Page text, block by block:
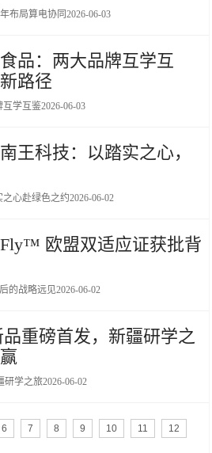
布局算电协同2026-06-03
品：两大品牌互学互
路径
互学互鉴2026-06-03
王科技：以踏实之心，
之心赴绿色之约2026-06-02
欧盟双适应证获批背
的战略远见2026-06-02
品重磅首发，新疆研学之
研学之旅2026-06-02
6 7 8 9 10 11
12